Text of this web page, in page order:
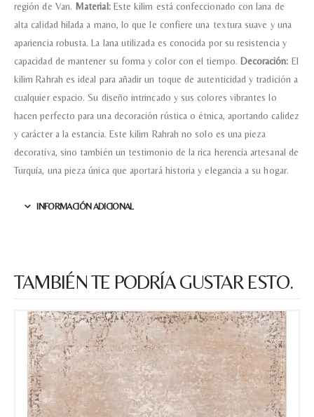
región de Van. Material:Este kilim está confeccionado con lana de
alta calidad hilada a mano, lo que le confiere una textura suave y una
apariencia robusta. La lana utilizada es conocida por su resistencia y
capacidad de mantener su forma y color con el tiempo. Decoración: El
kilim Rahrah es ideal para añadir un toque de autenticidad y tradición a
cualquier espacio. Su diseño intrincado y sus colores vibrantes lo
hacen perfecto para una decoración rústica o étnica, aportando calidez
y carácter a la estancia. Este kilim Rahrah no solo es una pieza
decorativa, sino también un testimonio de la rica herencia artesanal de
Turquía, una pieza única que aportará historia y elegancia a su hogar.
INFORMACIÓN ADICIONAL
TAMBIÉN TE PODRÍA GUSTAR ESTO.